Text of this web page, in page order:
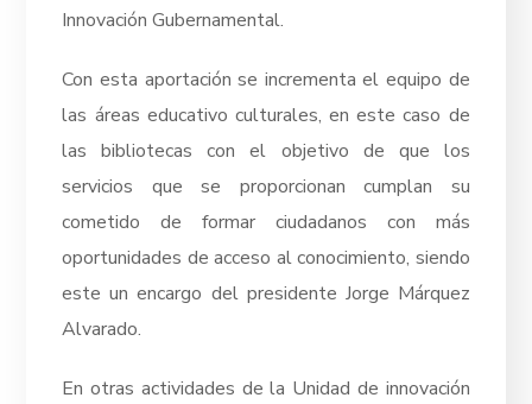
Innovación Gubernamental.
Con esta aportación se incrementa el equipo de
las áreas educativo culturales, en este caso de
las bibliotecas con el objetivo de que los
servicios que se proporcionan cumplan su
cometido de formar ciudadanos con más
oportunidades de acceso al conocimiento, siendo
este un encargo del presidente Jorge Márquez
Alvarado.
En otras actividades de la Unidad de innovación